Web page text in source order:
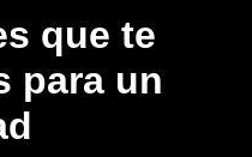
que te
para un